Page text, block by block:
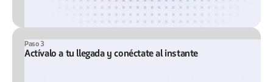
Paso 3
Actívalo a tu llegada y conéctate al instante